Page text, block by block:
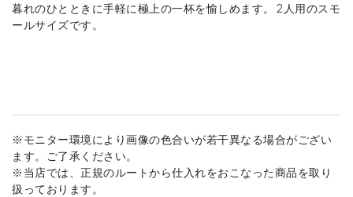
暮れのひとときに手軽に極上の一杯を愉しめます。 2人用のスモ
ールサイズです。
※モニター環境により画像の色合いが若干異なる場合がござい
ます。ご了承ください。
※当店では、正規のルートから仕入れをおこなった商品を取り
扱っております。